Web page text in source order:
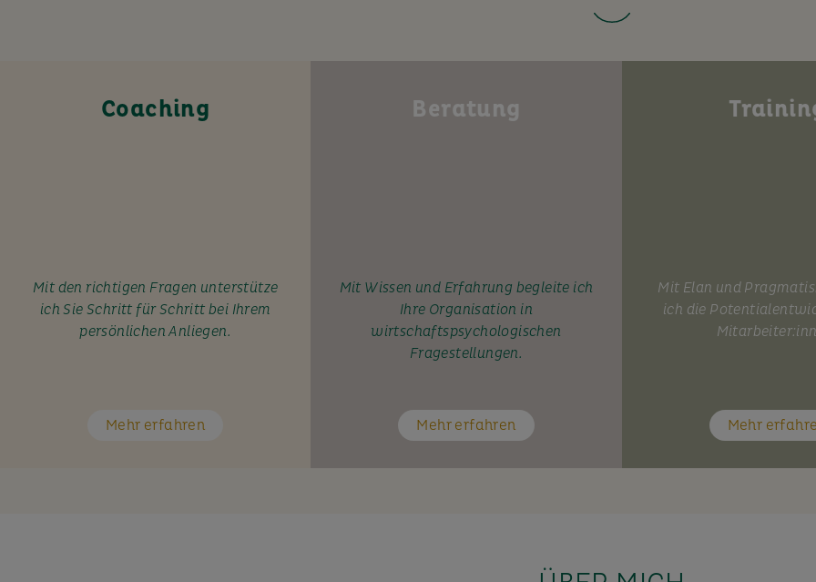
Coaching
Mit den richtigen Fragen unterstütze
ich Sie Schritt für Schritt bei Ihrem
persönlichen Anliegen.
Mehr erfahren
Beratung
Mit Wissen und Erfahrung begleite ich
Ihre Organisation in
wirtschaftspsychologischen
Fragestellungen.
Mehr erfahren
Mit Elan und
ich die
Mehr